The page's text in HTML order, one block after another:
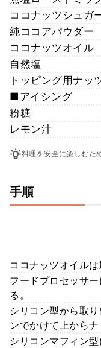
ココナッツシュ
純ココアパウダー
ココナッツオイル
自然塩
トッピング用ナッ
■アイシング
粉糖
レモン汁
料理を安全に楽しむた
手順
ココナッツオイル
フードプロセッサ
る。
シリコン型から取
ンでかけて上からナ
シリコンマフィン